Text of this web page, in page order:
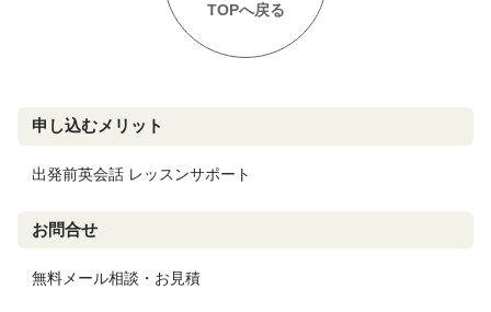
TOPへ戻る
申し込むメリット
出発前英会話 レッスンサポート
お問合せ
無料メール相談・お見積